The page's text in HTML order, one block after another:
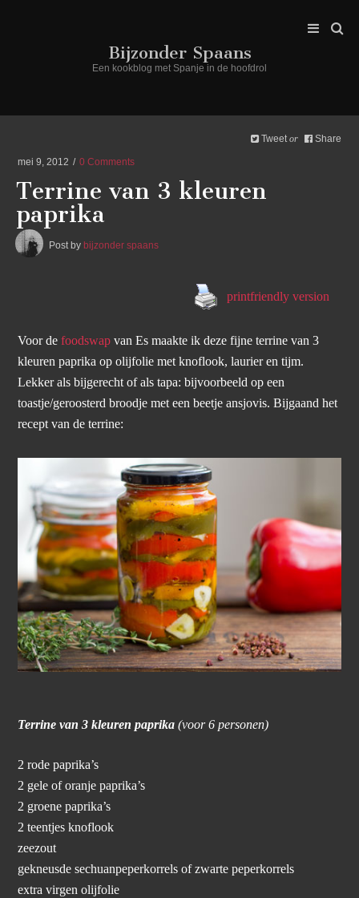
Bijzonder Spaans
Een kookblog met Spanje in de hoofdrol
Tweet or Share
mei 9, 2012 0 Comments
Terrine van 3 kleuren
paprika
Post by bijzonder spaans
printfriendly version
Voor de foodswap van Es maakte ik deze fijne terrine van 3
kleuren paprika op olijfolie met knoflook, laurier en tijm.
Lekker als bijgerecht of als tapa: bijvoorbeeld op een
toastje/geroosterd broodje met een beetje ansjovis. Bijgaand het
recept van de terrine:
Terrine van 3 kleuren paprika(voor 6 personen)
2 rode paprika’s
2 gele of oranje paprika’s
2 groene paprika’s
2 teentjes knoflook
zeezout
gekneusde sechuanpeperkorrels of zwarte peperkorrels
extra virgen olijfolie